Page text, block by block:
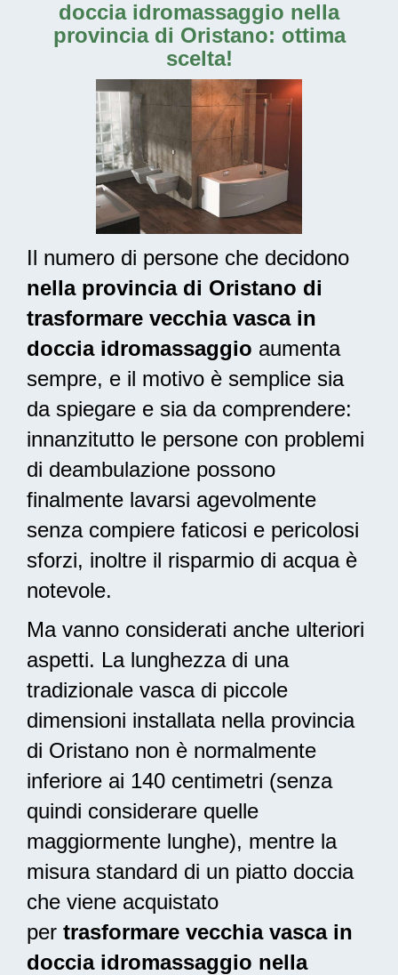
doccia idromassaggio nella
provincia di Oristano: ottima
scelta!
Il numero di persone che decidono
nella provincia di Oristano di
trasformare vecchia vasca in
doccia idromassaggio aumenta
sempre, e il motivo è semplice sia
da spiegare e sia da comprendere:
innanzitutto le persone con problemi
di deambulazione possono
finalmente lavarsi agevolmente
senza compiere faticosi e pericolosi
sforzi, inoltre il risparmio di acqua è
notevole.
Ma vanno considerati anche ulteriori
aspetti. La lunghezza di una
tradizionale vasca di piccole
dimensioni installata nella provincia
di Oristano non è normalmente
inferiore ai 140 centimetri (senza
quindi considerare quelle
maggiormente lunghe), mentre la
misura standard di un piatto doccia
che viene acquistato
per trasformare vecchia vasca in
doccia idromassaggio nella